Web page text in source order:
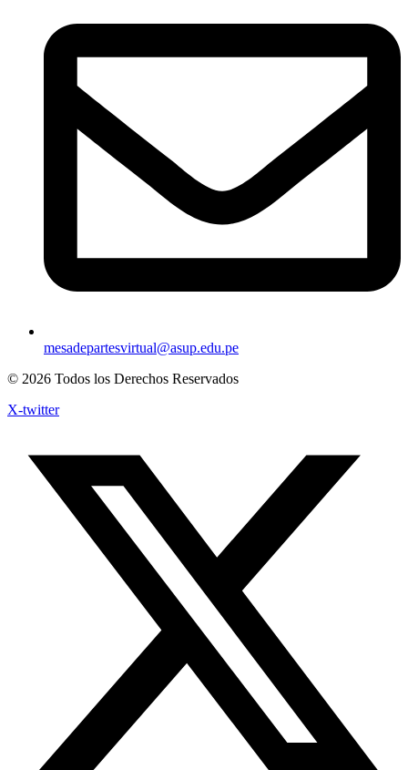
mesadepartesvirtual@asup.edu.pe
© 2026 Todos los Derechos Reservados
X-twitter